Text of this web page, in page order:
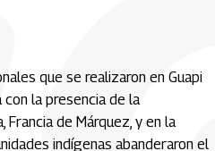
que se realizaron en Guapi
la presencia de la
Francia de Márquez, y en la
indígenas abanderaron el